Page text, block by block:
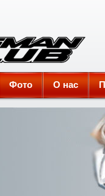
Фото О нас